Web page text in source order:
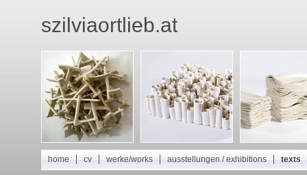
szilviaortlieb.at
home cv werke/works ausstellungen / exhibitions texts